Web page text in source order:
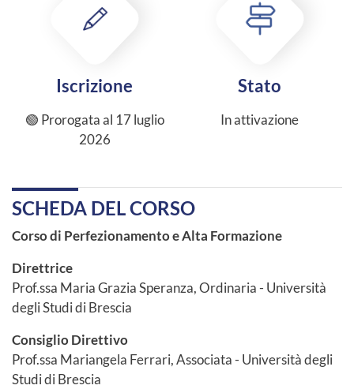
Iscrizione
🟢 Prorogata al 17 luglio
2026
Stato
In attivazione
SCHEDA DEL CORSO
Corso di Perfezionamento e Alta Formazione
Direttrice
Prof.ssa Maria Grazia Speranza, Ordinaria - Università
degli Studi di Brescia
Consiglio Direttivo
Prof.ssa Mariangela Ferrari, Associata - Università degli
Studi di Brescia